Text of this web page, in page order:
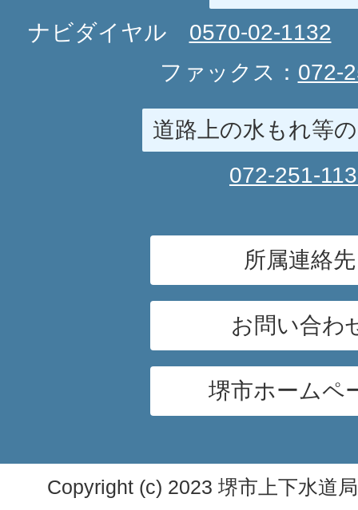
ナビダイヤル 0570-02-1132
ファックス： 072-
道路上の水もれ等
072-251-
所属連絡先
お問い合わ
堺市ホームペ
Copyright (c) 2023 堺市上下水道